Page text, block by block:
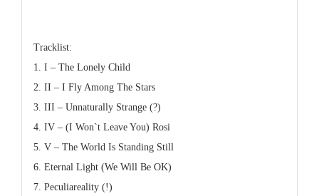
Tracklist:
1. I – The Lonely Child
2. II – I Fly Among The Stars
3. III – Unnaturally Strange (?)
4. IV – (I Won`t Leave You) Rosi
5. V – The World Is Standing Still
6. Eternal Light (We Will Be OK)
7. Peculiareality (!)